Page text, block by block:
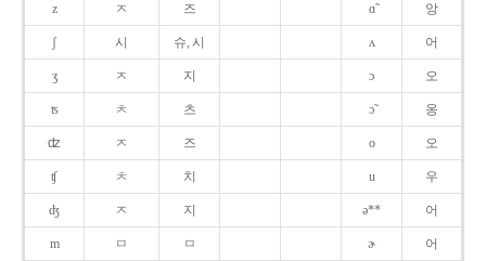
z ㅈ 즈 ɑ̃ 앙
ʃ 시 슈, 시 ʌ 어
ʒ ㅈ 지 ɔ 오
ʦ ㅊ 츠 ɔ̃ 옹
ʣ ㅈ 즈 o 오
ʧ ㅊ 치 u 우
ʤ ㅈ 지 ə** 어
m ㅁ ㅁ ɚ 어